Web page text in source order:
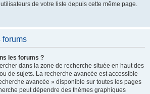
de votre liste depuis cette même page.
forums
les forums ?
dans la zone de recherche située en haut des
de sujets. La recherche avancée est accessible
avancée » disponible sur toutes les pages
peut dépendre des thèmes graphiques